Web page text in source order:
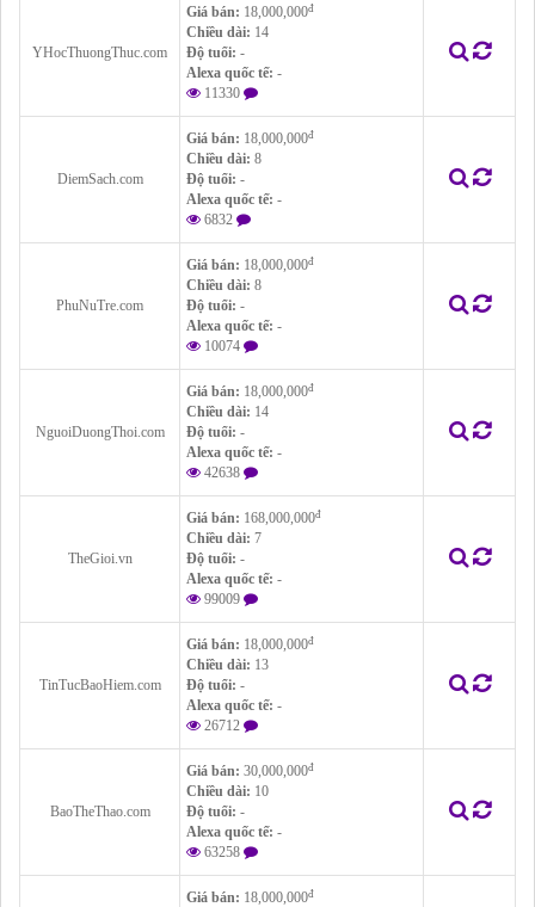
YHocThuongThuc.com
Giá bán: 18,000,000đ
Chiều dài: 14
Độ tuổi: -
Alexa quốc tế: -
11330
DiemSach.com
Giá bán: 18,000,000đ
Chiều dài: 8
Độ tuổi: -
Alexa quốc tế: -
6832
PhuNuTre.com
Giá bán: 18,000,000đ
Chiều dài: 8
Độ tuổi: -
Alexa quốc tế: -
10074
NguoiDuongThoi.com
Giá bán: 18,000,000đ
Chiều dài: 14
Độ tuổi: -
Alexa quốc tế: -
42638
TheGioi.vn
Giá bán: 168,000,000đ
Chiều dài: 7
Độ tuổi: -
Alexa quốc tế: -
99009
TinTucBaoHiem.com
Giá bán: 18,000,000đ
Chiều dài: 13
Độ tuổi: -
Alexa quốc tế: -
26712
BaoTheThao.com
Giá bán: 30,000,000đ
Chiều dài: 10
Độ tuổi: -
Alexa quốc tế: -
63258
Giá bán: 18,000,000đ